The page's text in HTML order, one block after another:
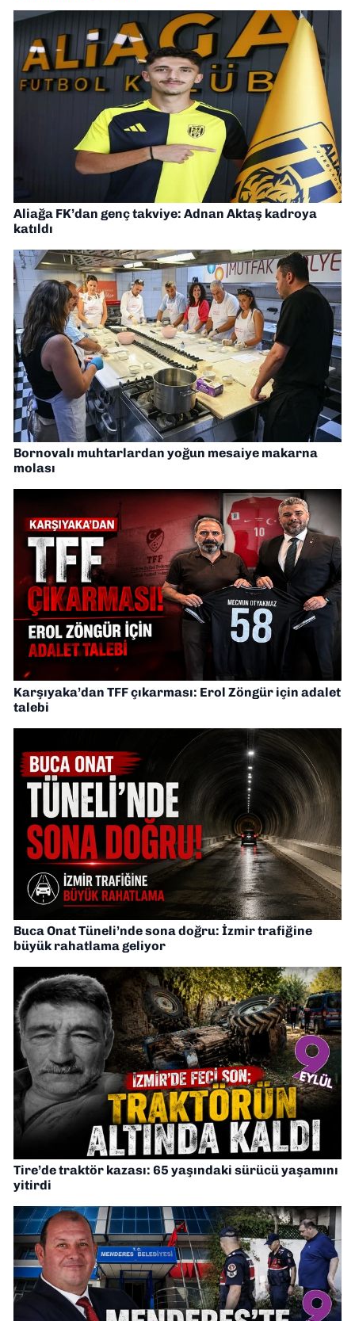
Aliağa FK’dan genç takviye: Adnan Aktaş kadroya
katıldı
Bornovalı muhtarlardan yoğun mesaiye makarna
molası
Karşıyaka’dan TFF çıkarması: Erol Zöngür için adalet
talebi
Buca Onat Tüneli’nde sona doğru: İzmir trafiğine
büyük rahatlama geliyor
Tire’de traktör kazası: 65 yaşındaki sürücü yaşamını
yitirdi